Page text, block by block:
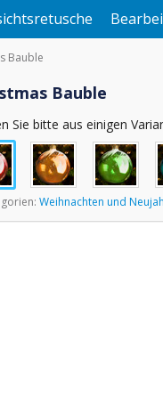
Bauble
Bauble
Sie bitte aus einigen
Weihnachten und